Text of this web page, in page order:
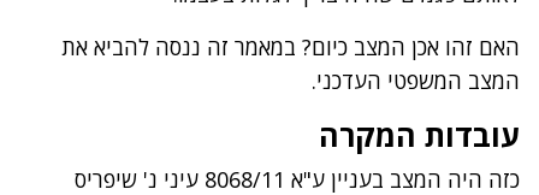
האם זהו אכן המצב כיום? במאמר זה ננסה להביא את
המצב המשפטי העדכני.
עובדות המקרה
כזה היה המצב בעניין ע"א 8068/11 עיני נ' שיפריס